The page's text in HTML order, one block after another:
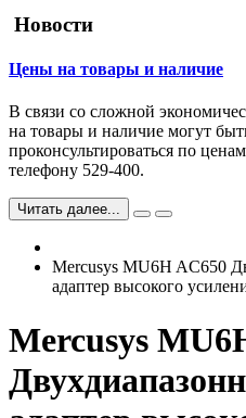
Новости
Цены на товары и наличие
В связи со сложной
на товары и наличие могут
проконсультироваться по
телефону 529-400.
Читать далее...
Mercusys MU6H AC650
адаптер высокого
Mercusys